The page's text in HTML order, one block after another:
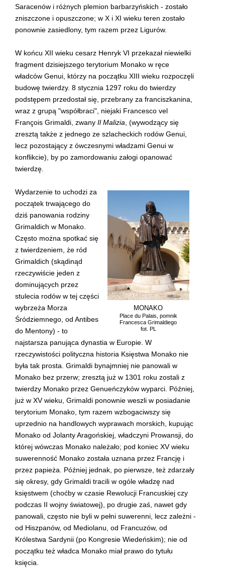
Saracenów i różnych plemion barbarzyńskich - zostało
zniszczone i opuszczone; w X i XI wieku teren zostało
ponownie zasiedlony, tym razem przez Ligurów.
W końcu XII wieku cesarz Henryk VI przekazał niewielki
fragment dzisiejszego terytorium Monako w ręce
władców Genui, którzy na początku XIII wieku rozpoczęli
budowę twierdzy. 8 stycznia 1297 roku do twierdzy
podstępem przedostał się, przebrany za franciszkanina,
wraz z grupą "współbraci", niejaki Francesco vel
François Grimaldi, zwany Il Malizia, (wywodzący się
zresztą także z jednego ze szlacheckich rodów Genui,
lecz pozostający z ówczesnymi władzami Genui w
konflikcie), by po zamordowaniu załogi opanować
twierdzę.
MONAKO
Place du Palais, pomnik
Francesca Grimaldiego
fot. PL
Wydarzenie to uchodzi za
początek trwającego do
dziś panowania rodziny
Grimaldich w Monako.
Często można spotkać się
z twierdzeniem, że ród
Grimaldich (skądinąd
rzeczywiście jeden z
dominujących przez
stulecia rodów w tej części
wybrzeża Morza
Śródziemnego, od Antibes
do Mentony) - to
najstarsza panująca dynastia w Europie. W
rzeczywistości polityczna historia Księstwa Monako nie
była tak prosta. Grimaldi bynajmniej nie panowali w
Monako bez przerw; zresztą już w 1301 roku zostali z
twierdzy Monako przez Genueńczyków wyparci. Później,
już w XV wieku, Grimaldi ponownie weszli w posiadanie
terytorium Monako, tym razem wzbogaciwszy się
uprzednio na handlowych wyprawach morskich, kupując
Monako od Jolanty Aragońskiej, władczyni Prowansji, do
której wówczas Monako należało; pod koniec XV wieku
suwerenność Monako została uznana przez Francję i
przez papieża. Później jednak, po pierwsze, też zdarzały
się okresy, gdy Grimaldi tracili w ogóle władzę nad
księstwem (choćby w czasie Rewolucji Francuskiej czy
podczas II wojny światowej), po drugie zaś, nawet gdy
panowali, często nie byli w pełni suwerenni, lecz zależni -
od Hiszpanów, od Mediolanu, od Francuzów, od
Królestwa Sardynii (po Kongresie Wiedeńskim); nie od
początku też władca Monako miał prawo do tytułu
księcia.